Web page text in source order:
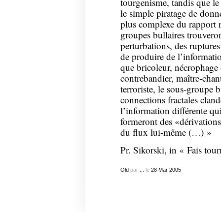
le simple piratage de
plus complexe du rapport
groupes bullaires
perturbations, des
de produire de
que bricoleur,
contrebandier, maître-
terroriste, le sous-groupe
connections fractales
l’information différente
formeront des
du flux lui-même (…) »
Pr. Sikorski, in « Fais
Oldpar le 28 Mar 2005